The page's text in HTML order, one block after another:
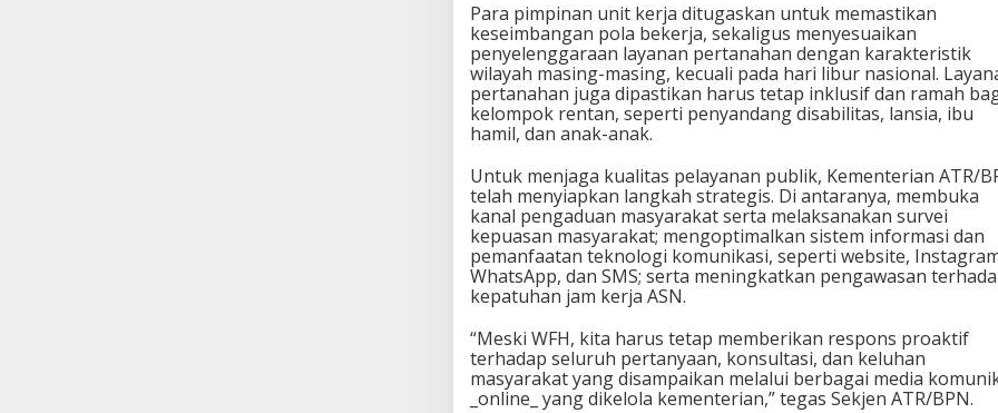
Para pimpinan unit kerja ditugaskan untuk memastikan
keseimbangan pola bekerja, sekaligus menyesuaikan
penyelenggaraan layanan pertanahan dengan karakteristik
wilayah masing-masing, kecuali pada hari libur nasional.
pertanahan juga dipastikan harus tetap inklusif dan ramah
kelompok rentan, seperti penyandang disabilitas, lansia, ibu
hamil, dan anak-anak.
Untuk menjaga kualitas pelayanan publik, Kementerian ATR/
telah menyiapkan langkah strategis. Di antaranya, membuka
kanal pengaduan masyarakat serta melaksanakan survei
kepuasan masyarakat; mengoptimalkan sistem informasi dan
pemanfaatan teknologi komunikasi, seperti website,
WhatsApp, dan SMS; serta meningkatkan pengawasan
kepatuhan jam kerja ASN.
“Meski WFH, kita harus tetap memberikan respons proaktif
terhadap seluruh pertanyaan, konsultasi, dan keluhan
masyarakat yang disampaikan melalui berbagai media
_online_ yang dikelola kementerian,” tegas Sekjen ATR/BPN.